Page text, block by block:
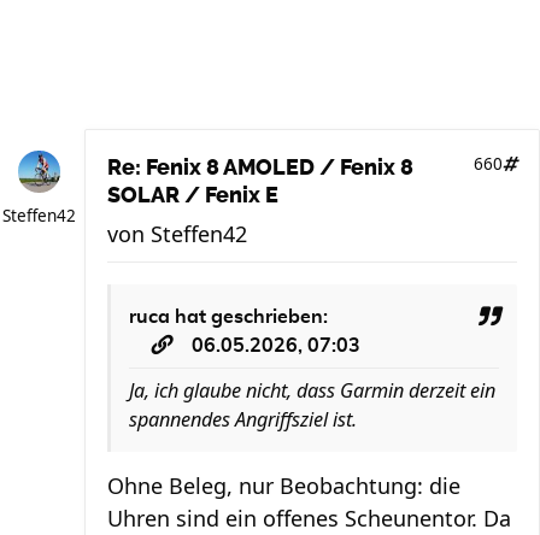
Steffen42
Re: Fenix 8 AMOLED / Fenix 8
SOLAR / Fenix E
660
von Steffen42
ruca hat geschrieben:
06.05.2026, 07:03
Ja, ich glaube nicht, dass Garmin derzeit ein
spannendes Angriffsziel ist.
Ohne Beleg, nur Beobachtung: die
Uhren sind ein offenes Scheunentor. Da